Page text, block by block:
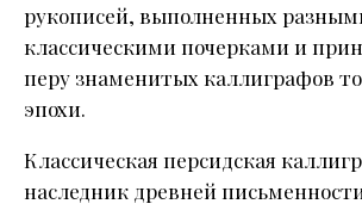
рукописей, выполненных
классическими почерками и
перу знаменитых каллиграфов
эпохи.
Классическая персидская
наследник древней